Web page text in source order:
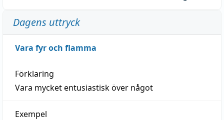
Dagens uttryck
Vara fyr och flamma
Förklaring
Vara mycket entusiastisk över något
Exempel